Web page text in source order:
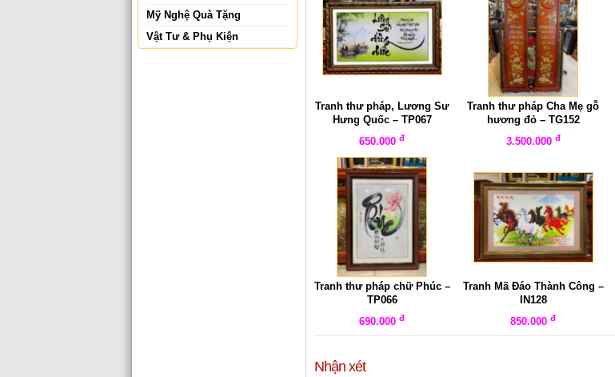
Mỹ Nghệ Quà Tặng
Vật Tư & Phụ Kiện
Tranh thư pháp, Lương Sư
Hưng Quốc – TP067
650.000đ
Tranh thư pháp Cha Mẹ gỗ
hương đỏ – TG152
3.500.000 đ
Tranh thư pháp chữ Phúc –
TP066
690.000đ
Tranh Mã Đáo Thành Công –
IN128
850.000đ
Nhận xét